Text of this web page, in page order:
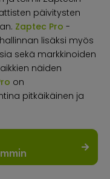
päivitysten
Zaptec Pro -
lisäksi myös
sekä markkinoiden
näiden
on
pitkäikäinen ja